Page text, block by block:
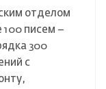
отделом
писем –
300
с